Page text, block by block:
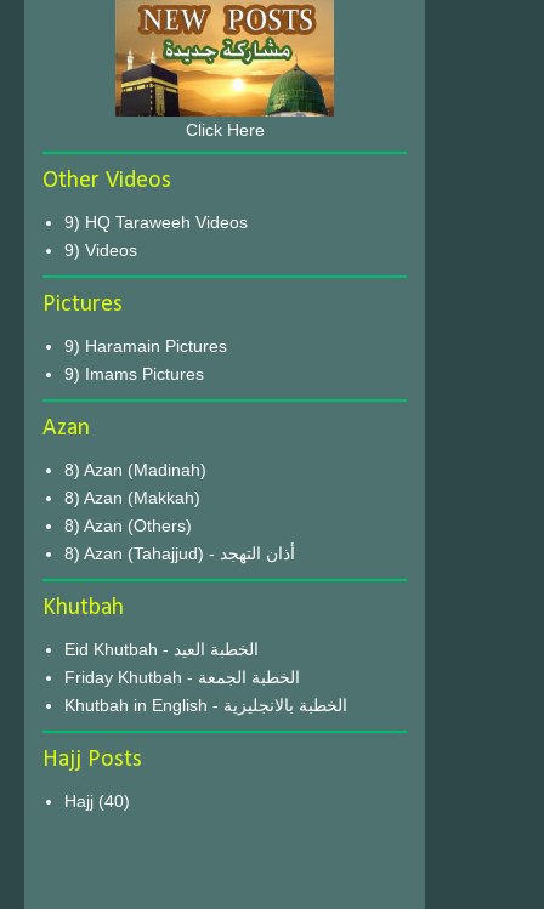
Click Here
Other Videos
9) HQ Taraweeh Videos
9) Videos
Pictures
9) Haramain Pictures
9) Imams Pictures
Azan
8) Azan (Madinah)
8) Azan (Makkah)
8) Azan (Others)
8) Azan (Tahajjud) - أذان التهجد
Khutbah
Eid Khutbah - الخطبة العيد
Friday Khutbah - الخطبة الجمعة
Khutbah in English - الخطبة بالانجليزية
Hajj Posts
Hajj (40)